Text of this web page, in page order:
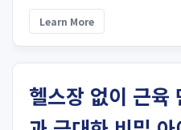
Learn More
헬스장 없이 근육